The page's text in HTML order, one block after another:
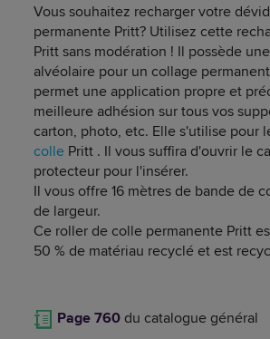
Vous souhaitez recharger votre
permanente Pritt? Utilisez cette
Pritt sans modération ! Il possède
alvéolaire pour un collage
permet une application propre et
meilleure adhésion sur tous vos
carton, photo, etc. Elle s'utilise pour
colle Pritt . Il vous suffira d'ouvrir le
protecteur pour l'insérer.
Il vous offre 16 mètres de bande de
de largeur.
Ce roller de colle permanente Pritt
50 % de matériau recyclé et est
Page 760 du catalogue général